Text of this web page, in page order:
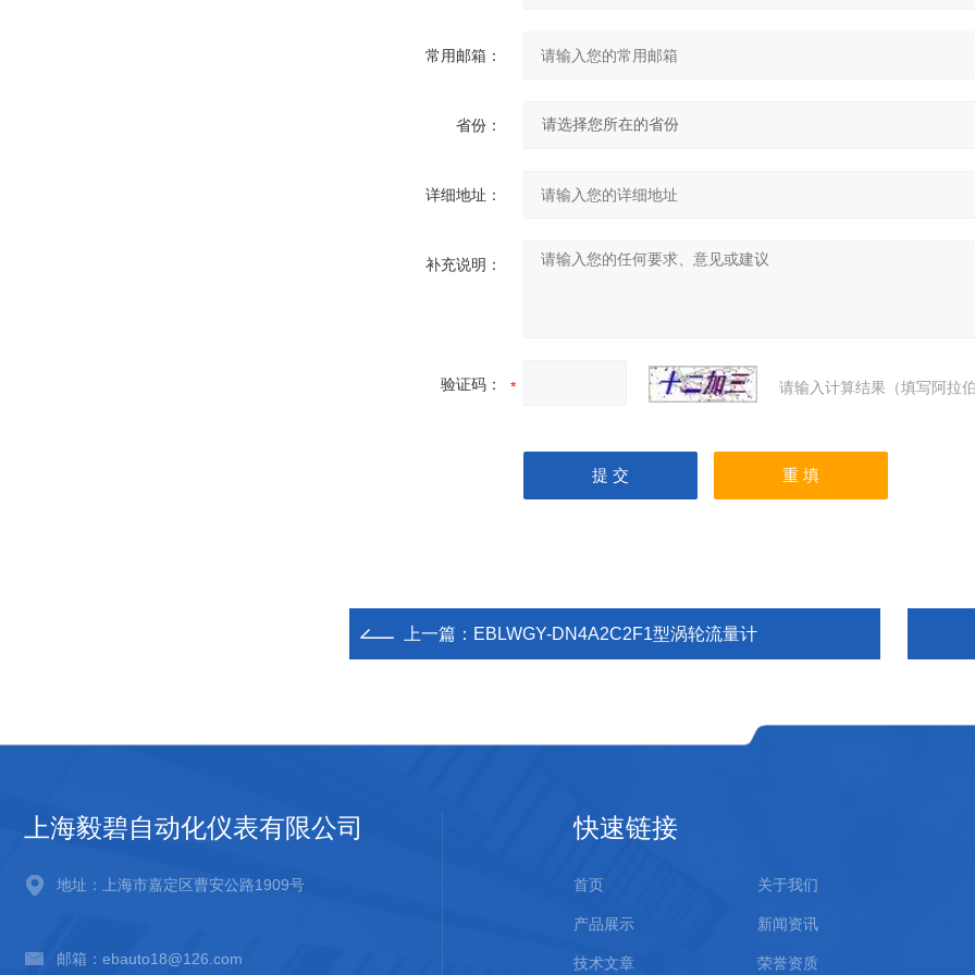
常用邮箱：
省份：
详细地址：
补充说明：
验证码： 请输入计算结果（填写阿拉
上一篇： EBLWGY-DN4A2C2F1型涡轮流量计
上海毅碧自动化仪表有限公司
地址：上海市嘉定区曹安公路1909号
邮箱：ebauto18@126.com
快速链接
首页 关于我们
产品展示 新闻资讯
技术文章 荣誉资质